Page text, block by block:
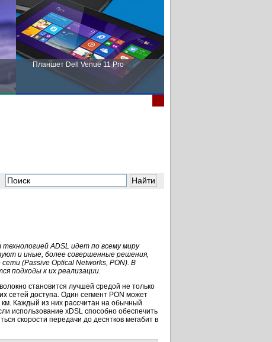
Планшет Dell Venue 11 Pro
ADSL идет по всему миру
и иные, более совершенные решения,
(Passive Optical Networks, PON). В
подходы к их реализации.
становится лучшей средой не только
сетей доступа. Один сегмент PON может
км. Каждый из них рассчитан на обычный
использование xDSL способно обеспечить
скорости передачи до десятков мегабит в